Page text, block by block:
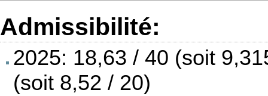
Admissibilité:
2025: 18,63 / 40 (soit
(soit 8,52 / 20)